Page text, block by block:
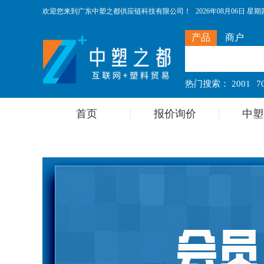
欢迎您来到广东中塑之都供应链科技有限公司！ 2026年08月06日 星期
产品 商户
热门搜索： 2001
首页 报价询价 中